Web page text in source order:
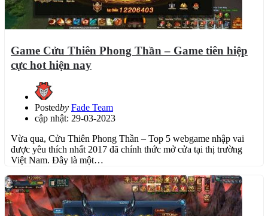
Game Cửu Thiên Phong Thần – Game tiên hiệp
cực hot hiện nay
Postedby Fade Team
cập nhật: 29-03-2023
Vừa qua, Cửu Thiên Phong Thần – Top 5 webgame nhập vai
được yêu thích nhất 2017 đã chính thức mở cửa tại thị trường
Việt Nam. Đây là một…